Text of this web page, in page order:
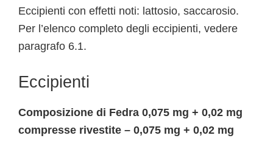
Eccipienti con effetti noti: lattosio, saccarosio.
Per l’elenco completo degli eccipienti, vedere
paragrafo 6.1.
Eccipienti
Composizione di Fedra 0,075 mg + 0,02 mg
compresse rivestite – 0,075 mg + 0,02 mg